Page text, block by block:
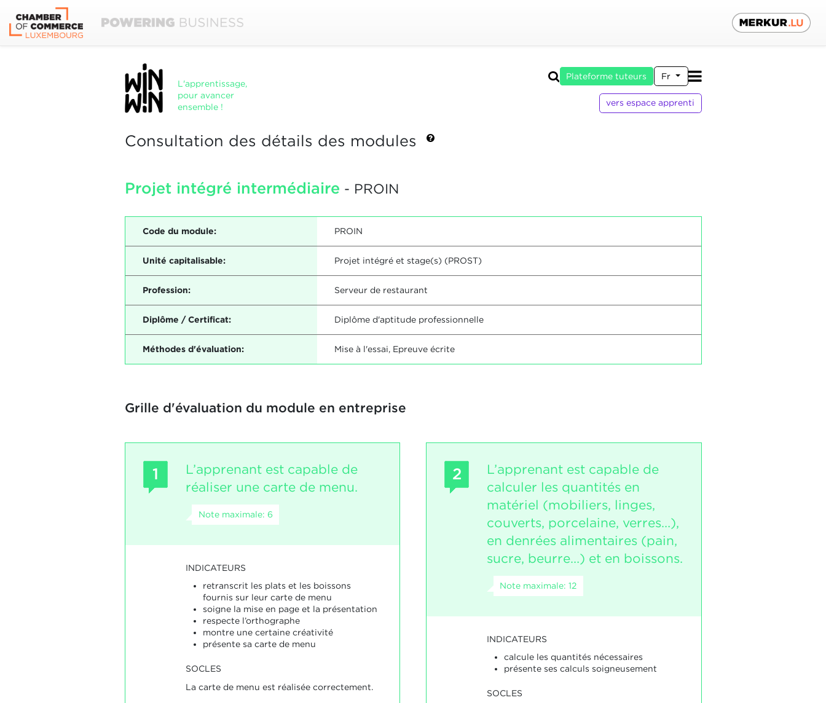
L'apprentissage,
pour avancer
ensemble !
Plateforme tuteurs Fr
vers espace apprenti
Consultation des détails des modules
Projet intégré intermédiaire - PROIN
Code du module: PROIN
Unité capitalisable: Projet intégré et stage(s) (PROST)
Profession: Serveur de restaurant
Diplôme / Certificat: Diplôme d'aptitude professionnelle
Méthodes d'évaluation: Mise à l'essai, Epreuve écrite
Grille d'évaluation du module en entreprise
1
L’apprenant est capable de
réaliser une carte de menu.
Note maximale: 6
INDICATEURS
retranscrit les plats et les boissons
fournis sur leur carte de menu
soigne la mise en page et la présentation
respecte l’orthographe
montre une certaine créativité
présente sa carte de menu
SOCLES
La carte de menu est réalisée correctement.
2
L’apprenant est capable de
calculer les quantités en
matériel (mobiliers, linges,
couverts, porcelaine, verres…),
en denrées alimentaires (pain,
sucre, beurre…) et en boissons.
Note maximale: 12
INDICATEURS
calcule les quantités nécessaires
présente ses calculs soigneusement
SOCLES